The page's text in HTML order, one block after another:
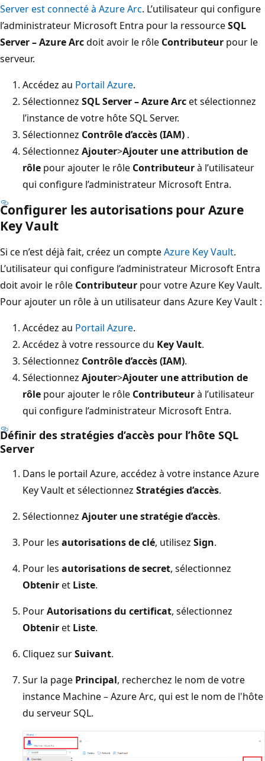
Server est connecté à Azure Arc. L’utilisateur qui configure
l’administrateur Microsoft Entra pour la ressourceSQL
Server – Azure Arcdoit avoir le rôle Contributeur pour le
serveur.
Accédez au Portail Azure.
Sélectionnez SQL Server – Azure Arcet sélectionnez
l’instance de votre hôte SQL Server.
Sélectionnez Contrôle d’accès (IAM) .
Sélectionnez Ajouter>Ajouter une attribution de
rôle pour ajouter le rôle Contributeurà l’utilisateur
qui configure l’administrateur Microsoft Entra.
Configurer les autorisations pour Azure
Key Vault
Si ce n’est déjà fait, créez un compteAzure Key Vault.
L’utilisateur qui configure l’administrateur Microsoft Entra
doit avoir le rôle Contributeur pour votre Azure Key Vault.
Pour ajouter un rôle à un utilisateur dans Azure Key Vault :
Accédez au Portail Azure.
Accédez à votre ressource du Key Vault.
Sélectionnez Contrôle d’accès (IAM).
Sélectionnez Ajouter>Ajouter une attribution de
rôle pour ajouter le rôle Contributeurà l’utilisateur
qui configure l’administrateur Microsoft Entra.
Définir des stratégies d’accès pour l’hôte SQL
Server
Dans le portail Azure, accédez à votre instance Azure
Key Vault et sélectionnez Stratégies d’accès.
Sélectionnez Ajouter une stratégie d’accès.
Pour les autorisations de clé, utilisez Sign.
Pour les autorisations de secret, sélectionnez
Obteniret Liste.
PourAutorisations du certificat, sélectionnez
Obteniret Liste.
Cliquez surSuivant.
Sur la page Principal, recherchez le nom de votre
instance Machine – Azure Arc, qui est le nom de l'hôte
du serveur SQL.